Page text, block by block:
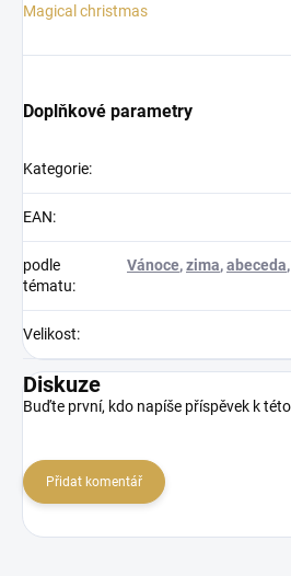
Magical christmas
Doplňkové parametry
Kategorie:
EAN:
podle
tématu:
Vánoce,zima,abeceda,
Velikost:
Diskuze
Buďte první, kdo napíše příspěvek k
Přidat komentář